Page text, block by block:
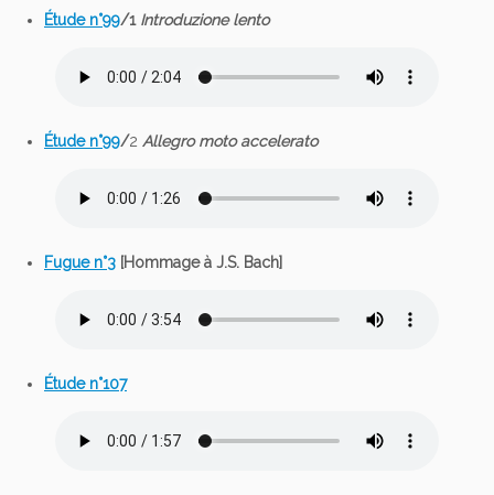
Étude n°99/1 Introduzione lento
Étude n°99/2 Allegro moto accelerato
Fugue n°3 [Hommage à J.S. Bach]
Étude n°107